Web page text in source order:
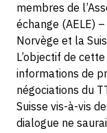
membres de
échange (AELE)
Norvège et la
L’objectif de
informations de
négociations du
Suisse vis-à-vis
dialogue ne